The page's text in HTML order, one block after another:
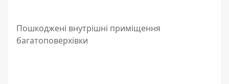
Пошкоджені внутрішні приміщення
багатоповерхівки